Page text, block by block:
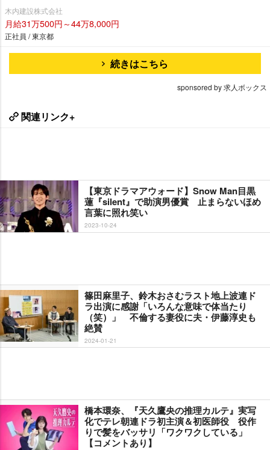
木内建設株式会社
月給31万500円～44万8,000円
正社員 / 東京都
続きはこちら
sponsored by 求人ボックス
関連リンク+
【東京ドラマアウォード】Snow Man目黒
蓮『silent』で助演男優賞 止まらないほめ
言葉に照れ笑い
2023-10-24
篠田麻里子、鈴木おさむラスト地上波連ド
ラ出演に感謝「いろんな意味で体当たり
（笑）」 不倫する妻役に夫・伊藤淳史も
絶賛
2024-01-21
橋本環奈、『天久鷹央の推理カルテ』実写
化でテレ朝連ドラ初主演＆初医師役 役作
りで髪をバッサリ「ワクワクしている」
【コメントあり】